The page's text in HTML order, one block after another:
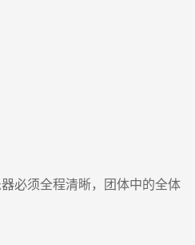
必须全程清晰，团体中的全体